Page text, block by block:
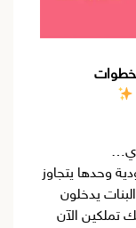
وحدها يتجاوز
يدخلون
تملكين الآن